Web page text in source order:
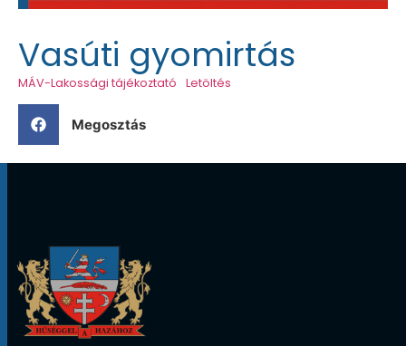
Vasúti gyomirtás
MÁV-Lakossági tájékoztató Letöltés
Megosztás